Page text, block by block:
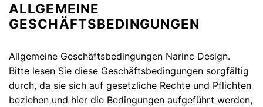
ALLGEMEINE
GESCHÄFTSBEDINGUNGEN
Allgemeine Geschäftsbedingungen Narinc Design.
Bitte lesen Sie diese Geschäftsbedingungen sorgfältig
durch, da sie sich auf gesetzliche Rechte und Pflichten
beziehen und hier die Bedingungen aufgeführt werden,